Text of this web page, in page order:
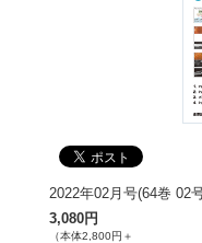
2022年02月号(64巻 02
3,080円
（本体2,800円＋